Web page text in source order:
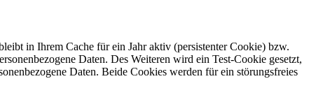
in Ihrem Cache für ein Jahr aktiv (persistenter Cookie) bzw.
Daten. Des Weiteren wird ein Test-Cookie gesetzt,
Daten. Beide Cookies werden für ein störungsfreies